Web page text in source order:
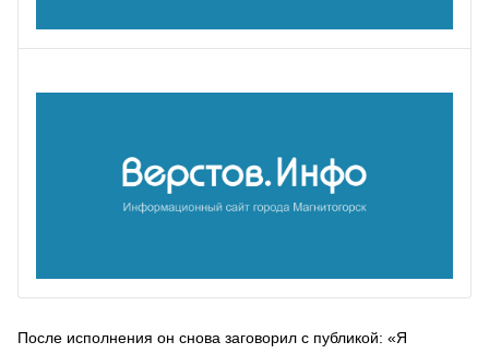
После исполнения он снова заговорил с публикой: «Я